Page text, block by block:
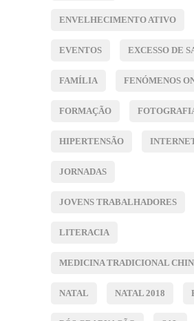
ENVELHECIMENTO ATIVO
EVENTOS EXCESSO DE
FAMÍLIA FENÓMENOS
FORMAÇÃO
HIPERTENSÃO
JORNADAS
JOVENS TRABALHADORES
LITERACIA
MEDICINA TRADICIONAL
NATAL NATAL 2018